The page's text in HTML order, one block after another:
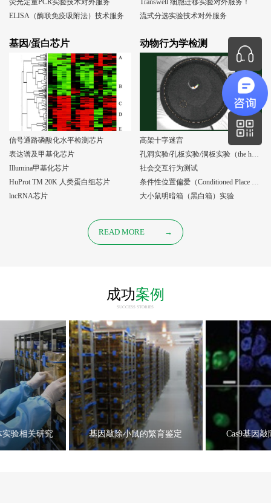
荧光定量PCR实验技术对外服务
ELISA（酶联免疫吸附法）技术服务
Transwell 细胞迁移实验对外服务！
流式分选实验技术对外服务
基因/蛋白芯片
信号通路磷酸化水平检测芯片
表达谱及甲基化芯片
Illumina甲基化芯片
HuProt TM 20K 人类蛋白组芯片
lncRNA芯片
动物行为学检测
高架十字迷宫
孔洞实验/孔板实验/洞板实验（the holeboard test）
社会交互行为测试
条件性位置偏爱（Conditioned Place Preference, CPP）实验
大小鼠明暗箱（黑白箱）实验
READ MORE →
成功案例
SUCCESS STORIES
实验相关研究 基因敲除小鼠的繁育鉴定 Cas9基因